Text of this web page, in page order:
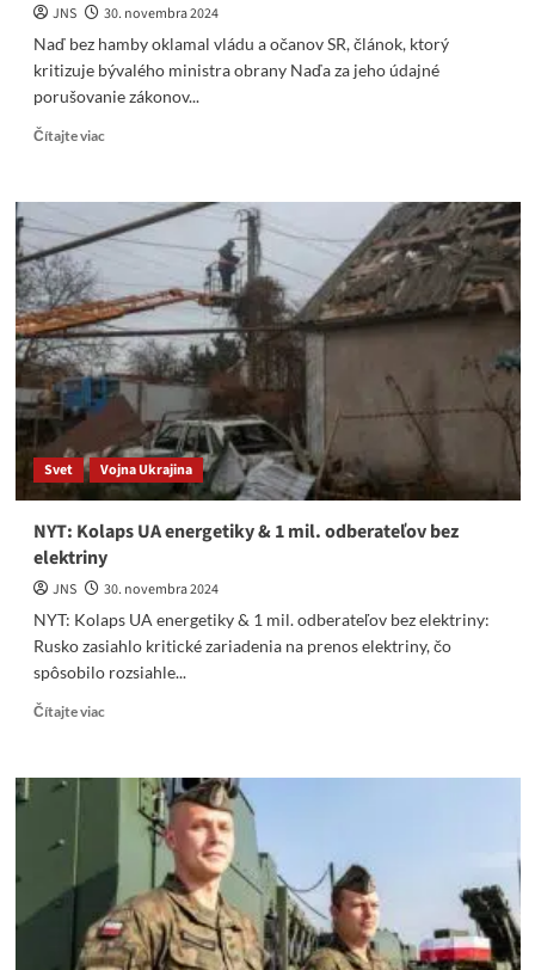
JNS
30. novembra 2024
Naď bez hamby oklamal vládu a očanov SR, článok, ktorý
kritizuje bývalého ministra obrany Naďa za jeho údajné
porušovanie zákonov...
Čítajte viacRead
Video:
Naď
bez
oklamal
vládu
a
očanov
SR
Svet Vojna Ukrajina
NYT: Kolaps UA energetiky & 1 mil. odberateľov bez
elektriny
JNS
30. novembra 2024
NYT: Kolaps UA energetiky & 1 mil. odberateľov bez elektriny:
Rusko zasiahlo kritické zariadenia na prenos elektriny, čo
spôsobilo rozsiahle...
Čítajte viacRead
NYT:
Kolaps
energetiky
&
mil.
odberateľov
bez